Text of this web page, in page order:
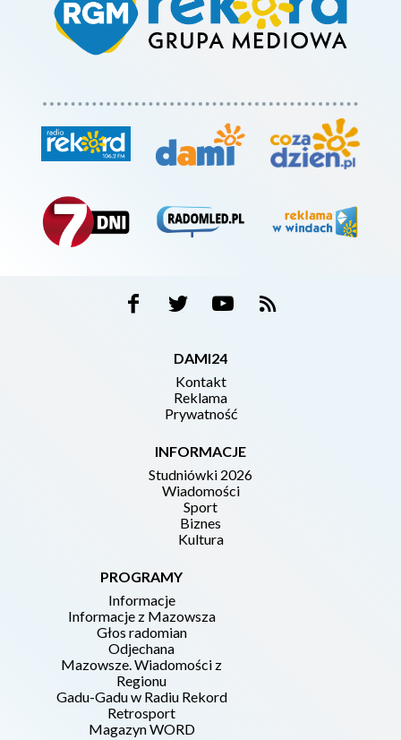
DAMI24
Kontakt
Reklama
Prywatność
INFORMACJE
Studniówki 2026
Wiadomości
Sport
Biznes
Kultura
PROGRAMY
Informacje
Informacje z Mazowsza
Głos radomian
Odjechana
Mazowsze. Wiadomości z
Regionu
Gadu-Gadu w Radiu Rekord
Retrosport
Magazyn WORD